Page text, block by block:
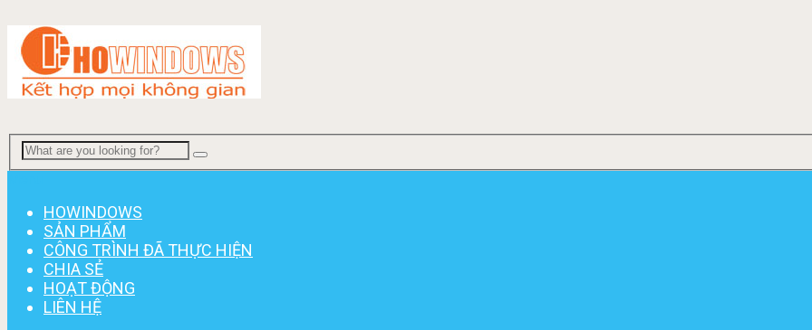
HOWINDOWS
SẢN PHẨM
CÔNG TRÌNH ĐÃ THỰC HIỆN
CHIA SẺ
HOẠT ĐỘNG
LIÊN HỆ